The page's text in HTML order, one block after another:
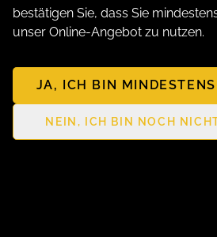
bestätigen Sie, dass Sie
unser Online-Angebot zu nutzen.
NEIN, ICH BIN NOCH
JA, ICH BIN